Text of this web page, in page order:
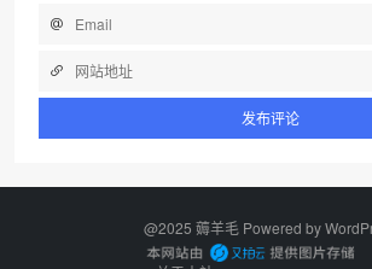
@2025 薅羊毛 Powered by